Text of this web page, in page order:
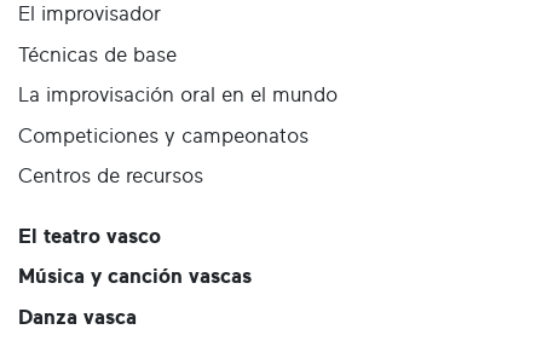
El improvisador
Técnicas de base
La improvisación oral en el mundo
Competiciones y campeonatos
Centros de recursos
El teatro vasco
Música y canción vascas
Danza vasca